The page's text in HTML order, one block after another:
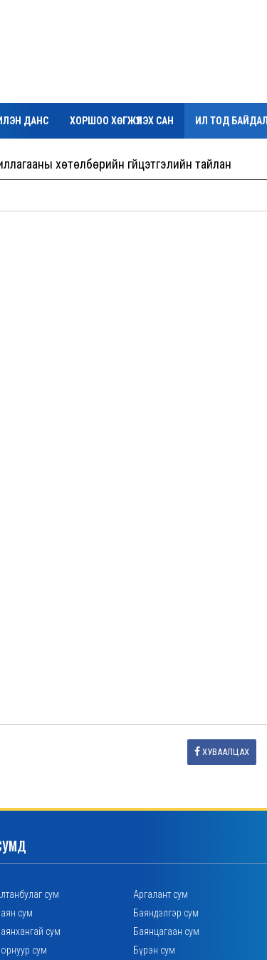
ДАНС ХОРШОО ХӨГЖҮҮЛЭХ САН ИЛ ТОД БАЙДАЛ
хөтөлбөрийн гүйцэтгэлийн тайлан
ХУВААЛЦАХ
сум Аргалант сум
сум
Баяндэлгэр сум
сум
Баянцагаан сум
сум
Бүрэн сум